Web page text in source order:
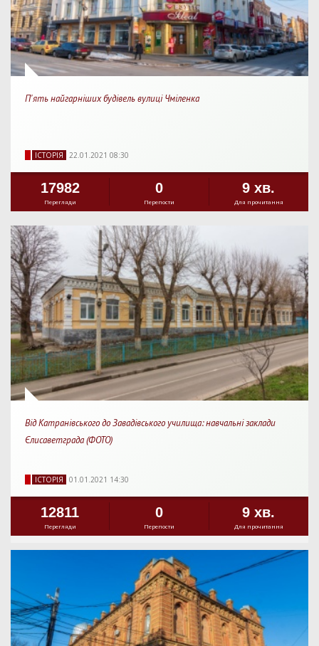
П'ять найгарніших будівель вулиці Чміленка
IСТОРIЯ 22.01.2021 08:30
17982
Перегляди
0
Перепости
9 хв.
Для прочитання
Від Катранівського до Завадівського училища: навчальні заклади
Єлисаветграда (ФОТО)
IСТОРIЯ 01.01.2021 14:30
12811
Перегляди
0
Перепости
9 хв.
Для прочитання